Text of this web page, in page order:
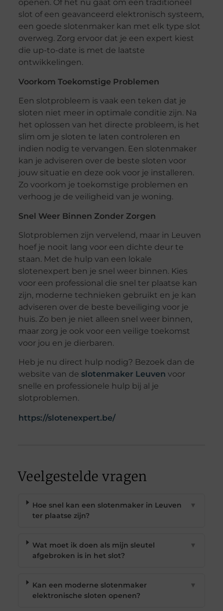
openen. Of het nu gaat om een traditioneel
slot of een geavanceerd elektronisch systeem,
een goede slotenmaker kan met elk type slot
overweg. Zorg ervoor dat je een expert kiest
die up-to-date is met de laatste
ontwikkelingen.
Voorkom Toekomstige Problemen
Een slotprobleem is vaak een teken dat je
sloten niet meer in optimale conditie zijn. Na
het oplossen van het directe probleem, is het
slim om je sloten te laten controleren en
indien nodig te vervangen. Een slotenmaker
kan je adviseren over de beste sloten voor
jouw situatie en deze ook voor je installeren.
Zo voorkom je toekomstige problemen en
verhoog je de veiligheid van je woning.
Snel Weer Binnen Zonder Zorgen
Slotproblemen zijn vervelend, maar in Leuven
hoef je nooit lang voor een dichte deur te
staan. Met de hulp van een lokale
slotenexpert ben je snel weer binnen. Kies
voor een professional die snel ter plaatse kan
zijn, moderne technieken gebruikt en je kan
adviseren over de beste beveiliging voor je
huis. Zo ben je niet alleen snel weer binnen,
maar zorg je ook voor een veilige toekomst
voor jou en je dierbaren.
Heb je nu direct hulp nodig? Bezoek dan de
website van de slotenmaker Leuven voor
snelle en professionele hulp bij al je
slotproblemen.
https://slotenexpert.be/
Veelgestelde vragen
Hoe snel kan een slotenmaker in Leuven
ter plaatse zijn?
▼
Wat moet ik doen als mijn sleutel
afgebroken is in het slot?
▼
Kan een moderne slotenmaker
elektronische sloten openen?
▼